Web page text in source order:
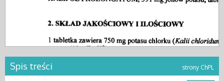
Spis treści strony ChPL